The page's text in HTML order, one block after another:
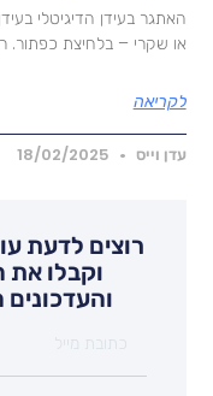
בעידן הדיגיטלי בעידן
שקרי – בלחיצת כפתור.
וייס 18/02/2025
רוצים לדעת
וקבלו את
והעדכונים